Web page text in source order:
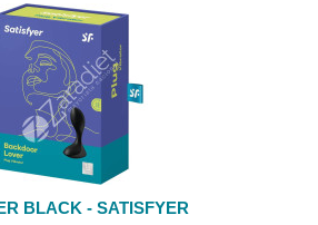
BLACK - SATISFYER